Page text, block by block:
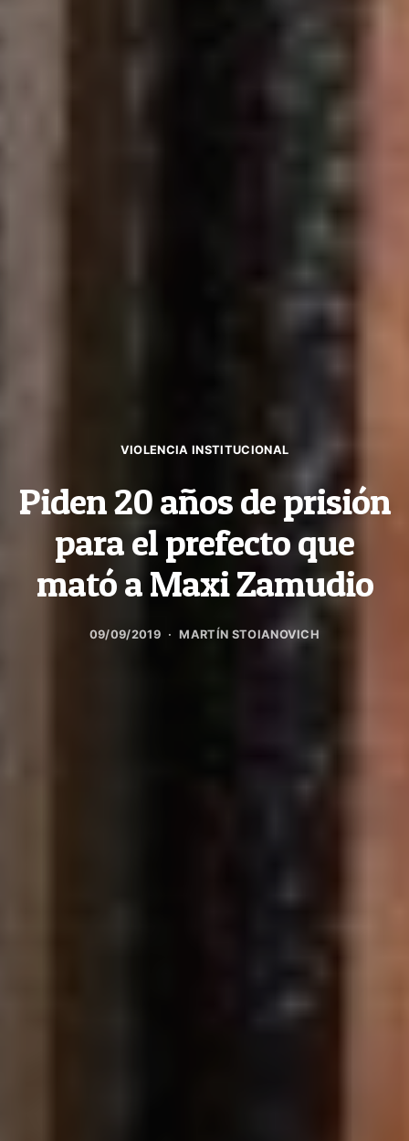
VIOLENCIA INSTITUCIONAL
Piden 20 años de prisión
para el prefecto que
mató a Maxi Zamudio
09/09/2019 MARTÍN STOIANOVICH